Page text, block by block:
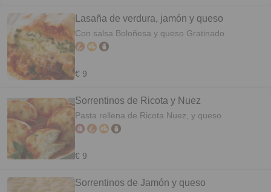
Lasaña de verdura, jamón y queso
Con salsa Boloñesa y queso Gratinado
€ 9
Sorrentinos de Ricota y Nuez
Pasta rellena de Ricota Nuez, y queso
€ 9
Sorrentinos de Jamón y queso